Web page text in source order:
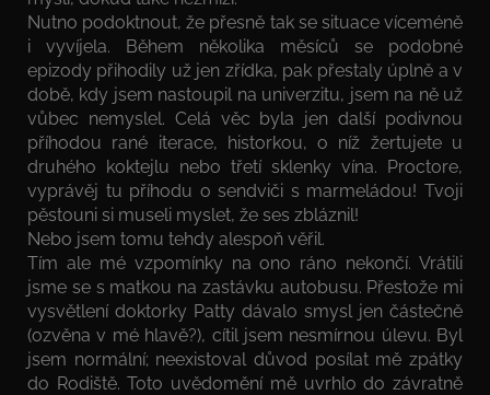
Nutno podoktnout, že přesně tak se situace víceméně
i vyvíjela. Během několika měsíců se podobné
epizody přihodily už jen zřídka, pak přestaly úplně a v
době, kdy jsem nastoupil na univerzitu, jsem na ně už
vůbec nemyslel. Celá věc byla jen další podivnou
příhodou rané iterace, historkou, o níž žertujete u
druhého koktejlu nebo třetí sklenky vína. Proctore,
vyprávěj tu příhodu o sendviči s marmeládou! Tvoji
pěstouni si museli myslet, že ses zbláznil!
Nebo jsem tomu tehdy alespoň věřil.
Tím ale mé vzpomínky na ono ráno nekončí. Vrátili
jsme se s matkou na zastávku autobusu. Přestože mi
vysvětlení doktorky Patty dávalo smysl jen částečně
(ozvěna v mé hlavě?), cítil jsem nesmírnou úlevu. Byl
jsem normální; neexistoval důvod posílat mě zpátky
do Rodiště. Toto uvědomění mě uvrhlo do závratně